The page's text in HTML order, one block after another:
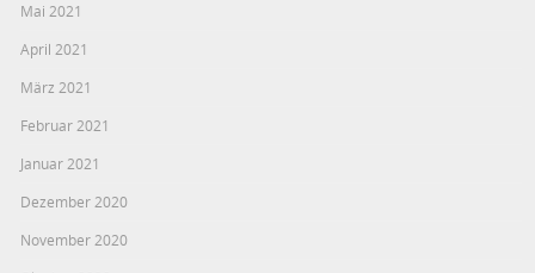
Mai 2021
April 2021
März 2021
Februar 2021
Januar 2021
Dezember 2020
November 2020